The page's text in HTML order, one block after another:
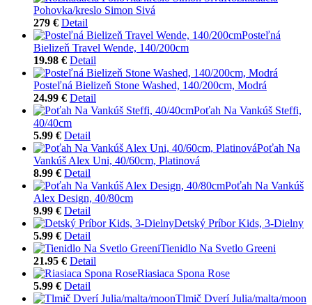
Pohovka/kreslo Simon Sivá
279 € Detail
Posteľná
Bielizeň Travel Wende, 140/200cm
19.98 € Detail
Posteľná Bielizeň Stone Washed, 140/200cm, Modrá
24.99 € Detail
Poťah Na Vankúš Steffi,
40/40cm
5.99 € Detail
Poťah Na
Vankúš Alex Uni, 40/60cm, Platinová
8.99 € Detail
Poťah Na Vankúš
Alex Design, 40/80cm
9.99 € Detail
Detský Príbor Kids, 3-Dielny
5.99 € Detail
Tienidlo Na Svetlo Greeni
21.95 € Detail
Riasiaca Spona Rose
5.99 € Detail
Tlmič Dverí Julia/malta/moon